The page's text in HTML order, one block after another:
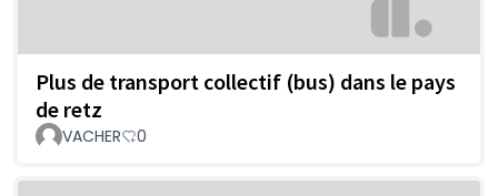
Plus de transport collectif (bus) dans le pays
de retz
VACHER 0